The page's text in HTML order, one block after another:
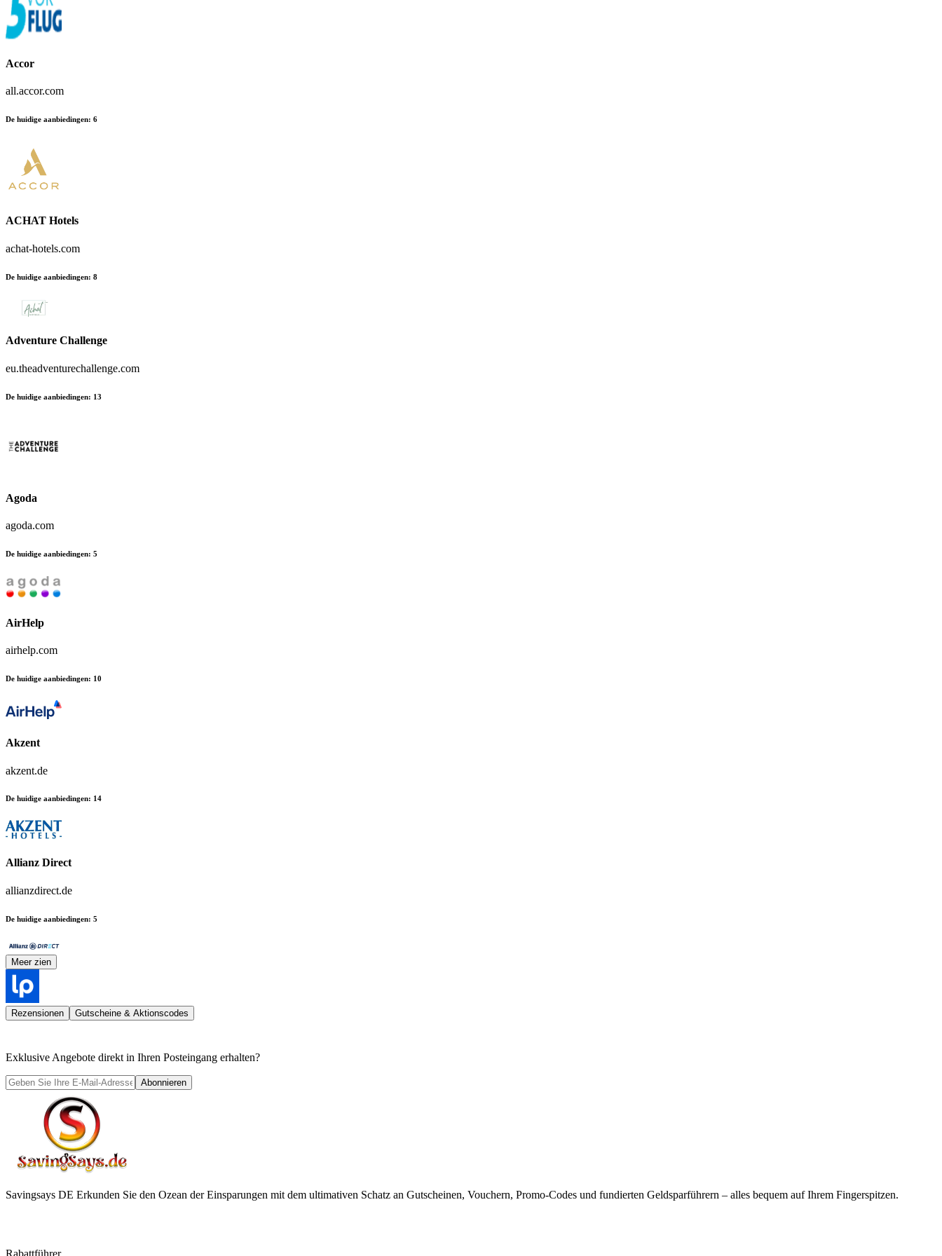
Accor
all.accor.com
De huidige aanbiedingen: 6
ACHAT Hotels
achat-hotels.com
De huidige aanbiedingen: 8
Adventure Challenge
eu.theadventurechallenge.com
De huidige aanbiedingen: 13
Agoda
agoda.com
De huidige aanbiedingen: 5
AirHelp
airhelp.com
De huidige aanbiedingen: 10
Akzent
akzent.de
De huidige aanbiedingen: 14
Allianz Direct
allianzdirect.de
De huidige aanbiedingen: 5
Meer zien
Rezensionen Gutscheine & Aktionscodes
Exklusive Angebote direkt in Ihren Posteingang erhalten?
Abonnieren
Savingsays DE Erkunden Sie den Ozean der Einsparungen mit dem ultimativen Schatz an Gutscheinen, Vouchern, Promo-Codes und fundierten Geldsparführern – alles bequem auf Ihrem Fingerspitzen.
Rabattführer